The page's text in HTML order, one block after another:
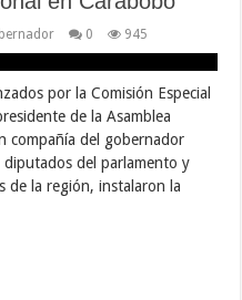
0 945
por la Comisión Especial
de la Asamblea
compañía del gobernador
diputados del parlamento y
de la región, instalaron la